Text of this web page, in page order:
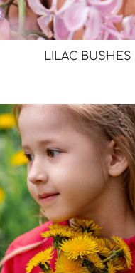
LILAC BUSHES